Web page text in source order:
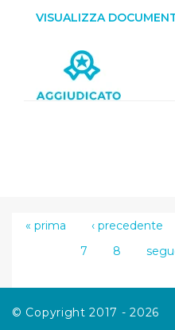
VISUALIZZA
« prima ‹ precedente
7
8
© Copyright 2017 - 2026